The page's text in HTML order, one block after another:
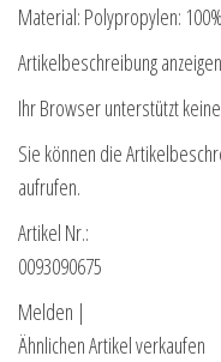
Material: Polypropylen: 100%
Artikelbeschreibung anzeigen
Ihr Browser unterstützt
Sie können die
aufrufen.
Artikel Nr.:
0093090675
Melden |
Ähnlichen Artikel verkaufen